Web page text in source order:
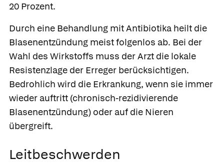
20 Prozent.
Durch eine Behandlung mit Antibiotika heilt die
Blasenentzündung meist folgenlos ab. Bei der
Wahl des Wirkstoffs muss der Arzt die lokale
Resistenzlage der Erreger berücksichtigen.
Bedrohlich wird die Erkrankung, wenn sie immer
wieder auftritt (chronisch-rezidivierende
Blasenentzündung) oder auf die Nieren
übergreift.
Leitbeschwerden